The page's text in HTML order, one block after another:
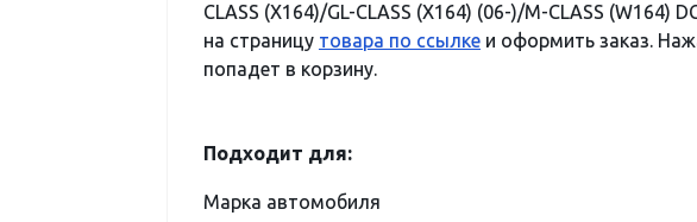
CLASS (X164)/GL-CLASS (X164) (06-)/M-CLASS
на страницу товара по ссылке и оформить заказ.
попадет в корзину.
Подходит для:
Марка автомобиля